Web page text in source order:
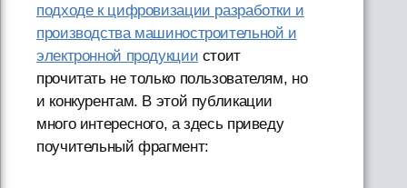
подходе к цифровизации разработки и
производства машиностроительной и
электронной продукции стоит
прочитать не только пользователям, но
и конкурентам. В этой публикации
много интересного, а здесь приведу
поучительный фрагмент: